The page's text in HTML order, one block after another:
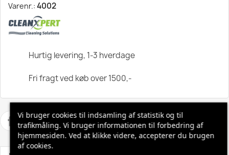
Varenr.: 4002
Hurtig levering, 1-3 hverdage
Fri fragt ved køb over 1500,-
Vi bruger cookies til indsamling af statistik og til
trafikmåling. Vi bruger informationen til forbedring af
hjemmesiden. Ved at klikke videre, accepterer du brugen
af cookies.